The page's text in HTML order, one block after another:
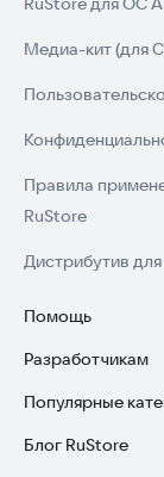
Медиа-кит (для
Правила
RuStore
Дистрибутив
Помощь
Установка
Установка
Установка
Разработчикам
Зарабатывать с
Стать
Популярные
Игры для Android
Блог RuStore